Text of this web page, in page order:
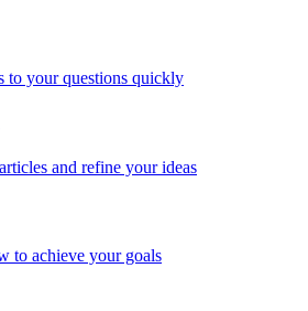
to your questions quickly
and refine your ideas
to achieve your goals